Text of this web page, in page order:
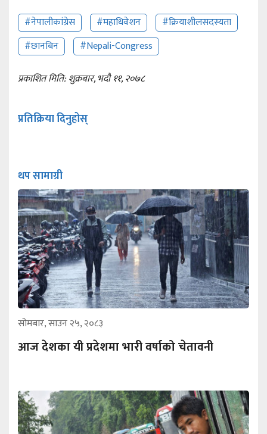
#नेपालीकांग्रेस #महाधिवेशन
#क्रियाशीलसदस्यता
#छानबिन
#Nepali-Congress
प्रकाशित मिति: शुक्रबार, भदौ ११, २०७८
प्रतिक्रिया दिनुहोस्
थप सामाग्री
सोमबार, साउन २५, २०८३
आज देशका यी प्रदेशमा भारी वर्षाको चेतावनी